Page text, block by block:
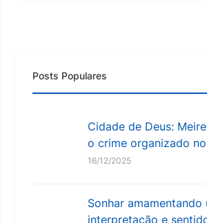
Posts Populares
Cidade de Deus:
o crime organizado
16/12/2025
Sonhar amamentando
interpretação e